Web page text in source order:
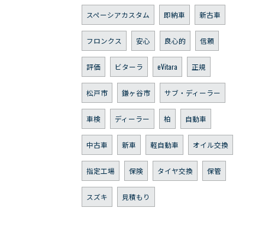
スペーシアカスタム 即納車 新古車
フロンクス 安心 良心的 信頼
評価 ビターラ eVitara 正規
松戸市 鎌ヶ谷市 サブ・ディーラー
車検 ディーラー 柏 自動車
中古車 新車 軽自動車 オイル交換
指定工場 保険 タイヤ交換 保管
スズキ 見積もり